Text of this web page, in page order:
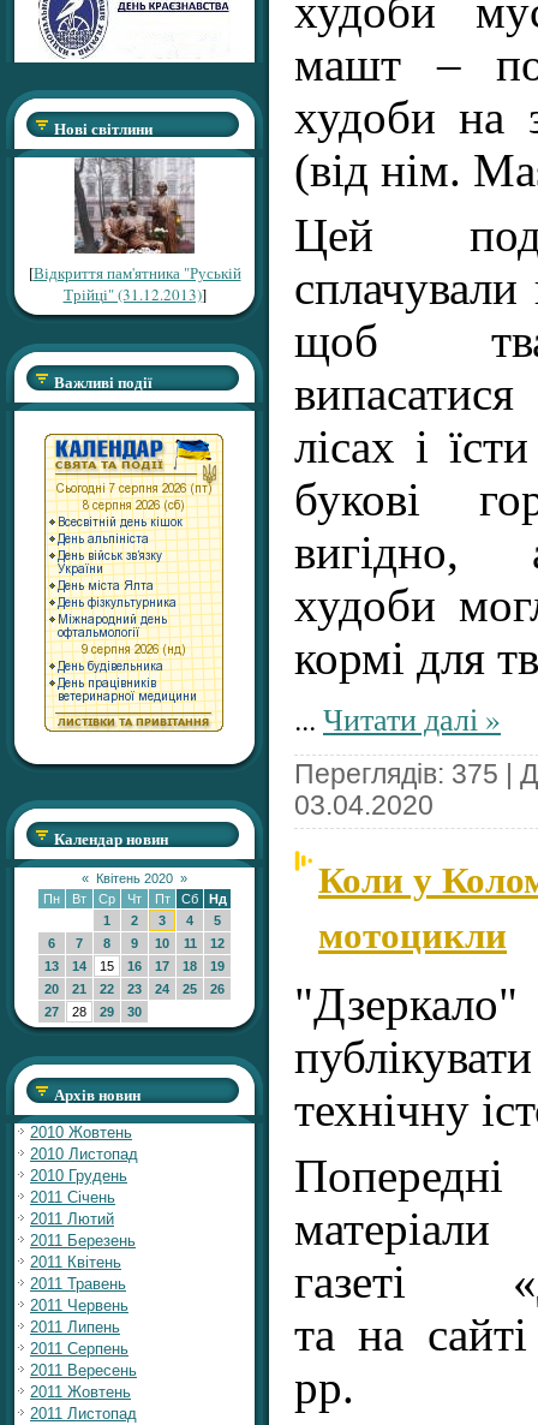
Нові світлини
[Відкриття пам'ятника "Руській
Трійці" (31.12.2013)]
Важливі події
Календар новин
« Квітень 2020 »
Пн
Вт Ср Чт Пт Сб
Нд
1
2 3 4
5
6
7 8 9 10 11
12
13
14 15 16 17 18
19
20
21 22 23 24 25
26
27
28 29 30
Архів новин
2010 Жовтень
2010 Листопад
2010 Грудень
2011 Січень
2011 Лютий
2011 Березень
2011 Квітень
2011 Травень
2011 Червень
2011 Липень
2011 Серпень
2011 Вересень
2011 Жовтень
2011 Листопад
худоби
машт –
худоби на
(від нім.
Цей
щоб
лісах і
букові
вигідно,
худоби
кормі для
... Читати далі »
Переглядів: 375 |
03.04.2020
Коли у
мотоцикли
технічну
Попередні
газеті
та на
рр.